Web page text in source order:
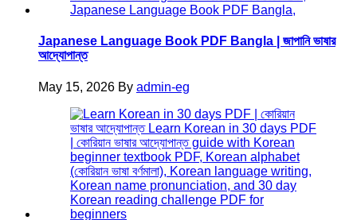
Japanese Language Book PDF Bangla | জাপানি ভাষার
আদ্যোপান্ত
May 15, 2026 By admin-eg